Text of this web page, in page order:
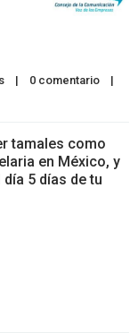
| 0 comentario
|
tamales como
en México, y
5 días de tu